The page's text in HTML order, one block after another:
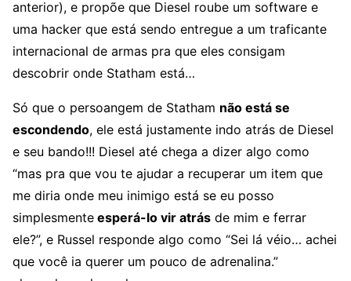
anterior), e propõe que Diesel roube um software e
uma hacker que está sendo entregue a um traficante
internacional de armas pra que eles consigam
descobrir onde Statham está…
Só que o persoangem de Statham não está se
escondendo, ele está justamente indo atrás de Diesel
e seu bando!!! Diesel até chega a dizer algo como
“mas pra que vou te ajudar a recuperar um item que
me diria onde meu inimigo está se eu posso
simplesmente esperá-lo vir atrás de mim e ferrar
ele?”, e Russel responde algo como “Sei lá véio… achei
que você ia querer um pouco de adrenalina.”